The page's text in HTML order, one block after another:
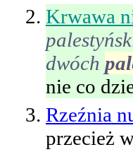
Krwawa
dwóch
nie co
Rzeźnia
przecież